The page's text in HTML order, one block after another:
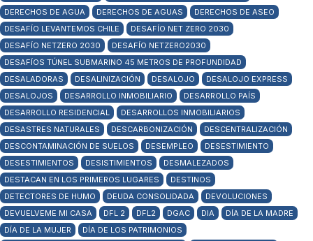
DERECHOS DE AGUA
DERECHOS DE AGUAS
DERECHOS DE ASEO
DESAFÍO LEVANTEMOS CHILE
DESAFÍO NET ZERO 2030
DESAFÍO NETZERO 2030
DESAFÍO NETZERO2030
DESAFÍOS TÚNEL SUBMARINO 45 METROS DE PROFUNDIDAD
DESALADORAS
DESALINIZACIÓN DESALOJO
DESALOJO EXPRESS
DESALOJOS
DESARROLLO INMOBILIARIO
DESARROLLO PAÍS
DESARROLLO RESIDENCIAL
DESARROLLOS INMOBILIARIOS
DESASTRES NATURALES
DESCARBONIZACIÓN
DESCENTRALIZACIÓN
DESCONTAMINACIÓN DE SUELOS
DESEMPLEO
DESESTIMIENTO
DESESTIMIENTOS
DESISTIMIENTOS
DESMALEZADOS
DESTACAN EN LOS PRIMEROS LUGARES
DESTINOS
DETECTORES DE HUMO
DEUDA CONSOLIDADA
DEVOLUCIONES
DEVUELVEME MI CASA
DFL 2 DFL2 DGAC DIA
DÍA DE LA MADRE
DÍA DE LA MUJER
DÍA DE LOS PATRIMONIOS